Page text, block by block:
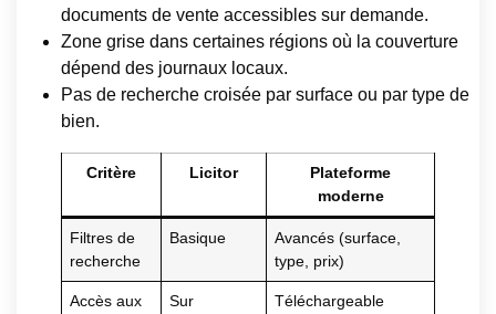
documents de vente accessibles sur demande.
Zone grise dans certaines régions où la couverture
dépend des journaux locaux.
Pas de recherche croisée par surface ou par type de
bien.
Critère Licitor
Plateforme
moderne
Filtres de
recherche
Basique
Avancés (surface,
type, prix)
Accès aux
Sur
Téléchargeable